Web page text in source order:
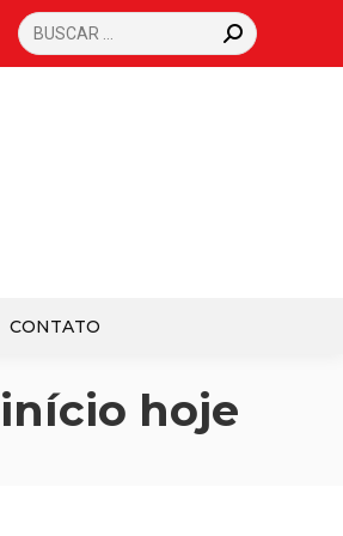
SEARCH:
CONTATO
hoje